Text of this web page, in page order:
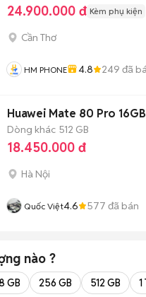
24.900.000 đ Kèm phụ kiện
Cần Thơ
HM PHONE 4.8 249 đã
Huawei Mate 80 Pro
Dòng khác 512 GB
18.450.000 đ
Hà Nội
Quốc Việt4.6 577 đã bán
nào ?
GB 256 GB 512 GB 1